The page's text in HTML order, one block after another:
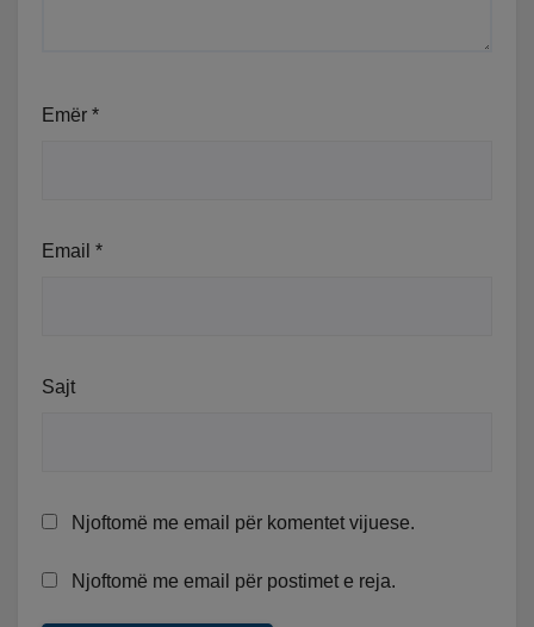
Emër *
Email *
Sajt
Njoftomë me email për komentet vijuese.
Njoftomë me email për postimet e reja.